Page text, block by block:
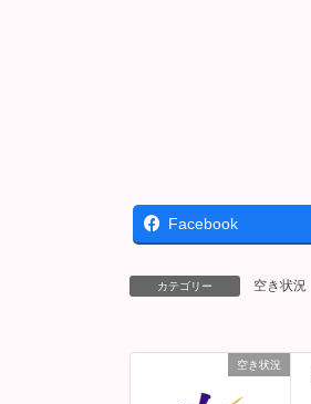
Facebook
カテゴリー 空き状況
空き状況